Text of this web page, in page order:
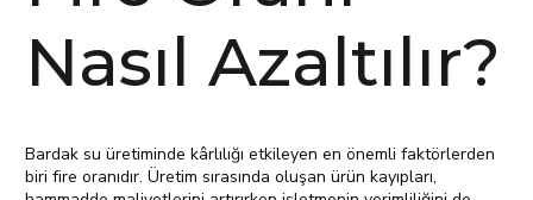
Nasıl Azaltılır?
Bardak su üretiminde kârlılığı etkileyen en önemli faktörlerden
biri fire oranıdır. Üretim sırasında oluşan ürün kayıpları,